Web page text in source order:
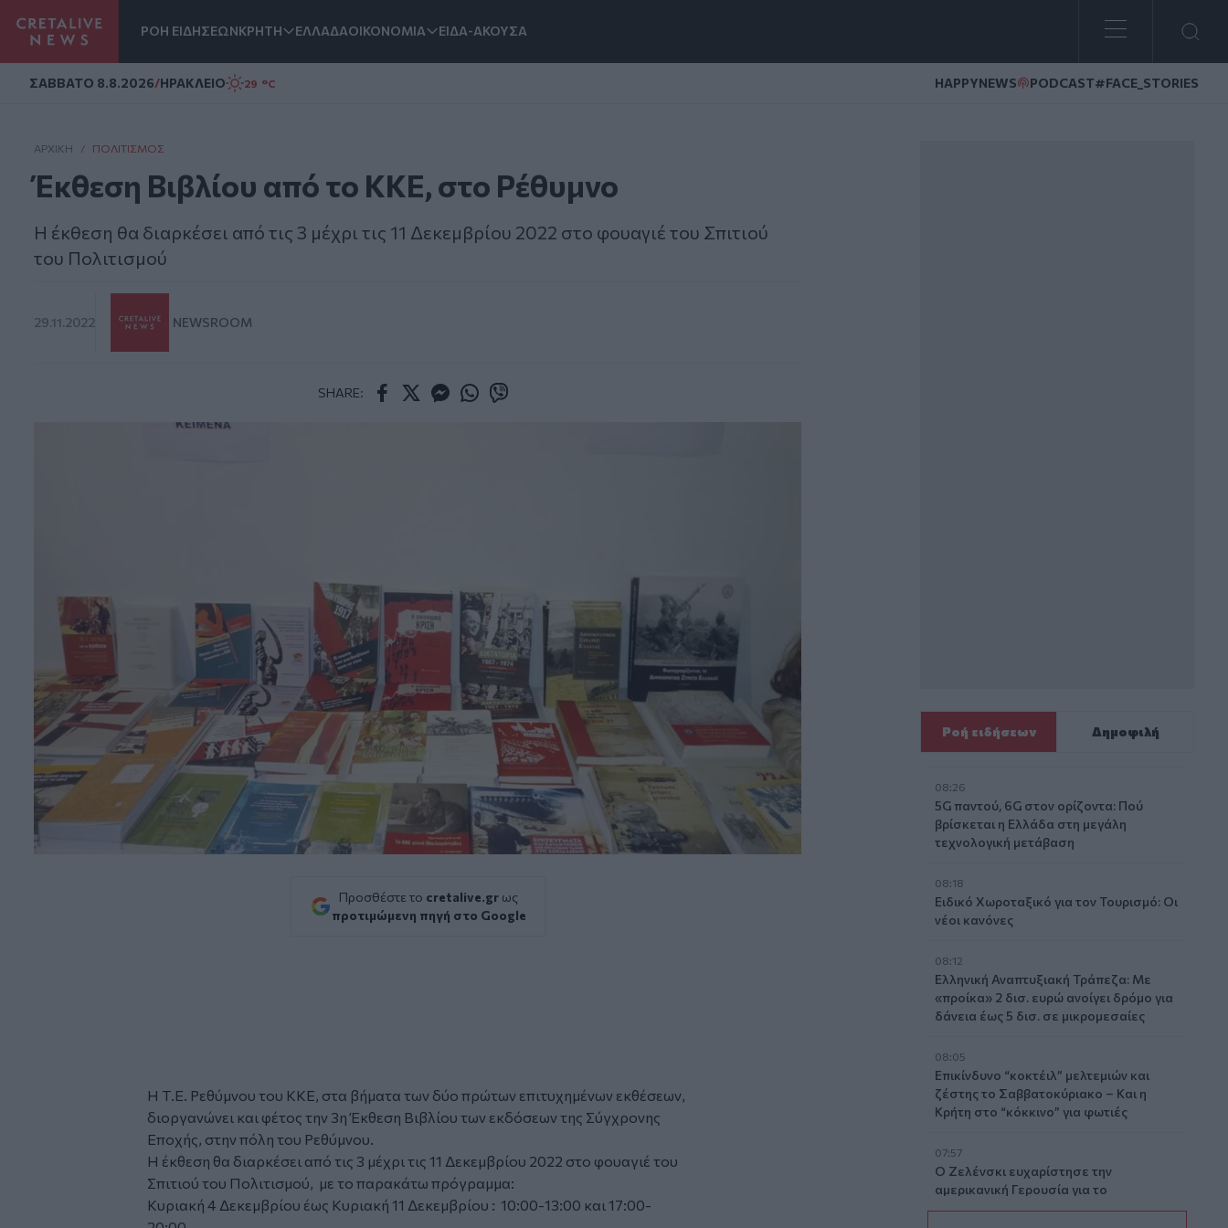
ΡΟΗ ΕΙΔΗΣΕΩΝΚΡΗΤΗ ΕΛΛΑΔΑΟΙΚΟΝΟΜΙΑ ΕΙΔΑ-ΑΚΟΥΣΑ
ΣAΒΒΑΤΟ 8.8.2026/ΗΡΑΚΛΕΙΟ 29 °C HAPPYNEWS PODCAST#FACE_STORIES
ΑΡΧΙΚΗ / ΠΟΛΙΤΙΣΜΌΣ
Έκθεση Βιβλίου από το ΚΚΕ, στο Ρέθυμνο
Η έκθεση θα διαρκέσει από τις 3 μέχρι τις 11 Δεκεμβρίου 2022 στο φουαγιέ του Σπιτιού
του Πολιτισμού
29.11.2022 NEWSROOM
SHARE:
Προσθέστε το cretalive.gr ως
προτιμώμενη πηγή στο Google
Η Τ.Ε. Ρεθύμνου του ΚΚΕ, στα βήματα των δύο πρώτων επιτυχημένων εκθέσεων,
διοργανώνει και φέτος την 3ηΈκθεση Βιβλίου των εκδόσεων της Σύγχρονης
Εποχής, στην πόλη του Ρεθύμνου.
Η έκθεση θα διαρκέσει από τις 3 μέχρι τις 11 Δεκεμβρίου 2022 στο φουαγιέ του
Σπιτιού του Πολιτισμού, με το παρακάτω πρόγραμμα:
Κυριακή 4 Δεκεμβρίου έως Κυριακή 11 Δεκεμβρίου : 10:00-13:00 και 17:00-
Ροή ειδήσεων Δημοφιλή
08:26
5G παντού, 6G στον ορίζοντα: Πού
βρίσκεται η Ελλάδα στη μεγάλη
τεχνολογική μετάβαση
08:18
Ειδικό Χωροταξικό για τον Τουρισμό: Οι
νέοι κανόνες
08:12
Ελληνική Αναπτυξιακή Τράπεζα: Με
«προίκα» 2 δισ. ευρώ ανοίγει δρόμο για
δάνεια έως 5 δισ. σε μικρομεσαίες
08:05
Επικίνδυνο “κοκτέιλ” μελτεμιών και
ζέστης το Σαββατοκύριακο – Και η
Κρήτη στο “κόκκινο” για φωτιές
07:57
Ο Ζελένσκι ευχαρίστησε την
αμερικανική Γερουσία για το
νομοσχέδιο επιβολής κυρώσεων στη